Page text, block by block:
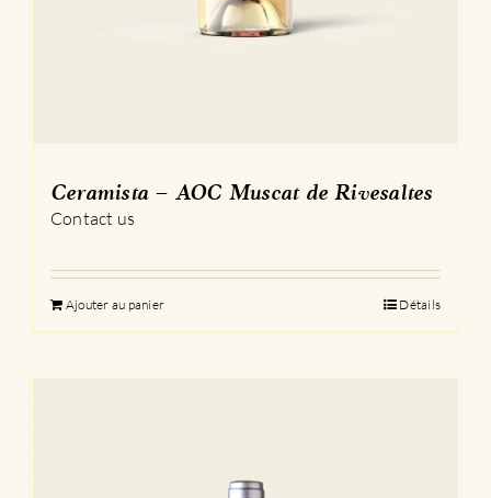
Ceramista – AOC Muscat de Rivesaltes
Contact us
Ajouter au panier Détails